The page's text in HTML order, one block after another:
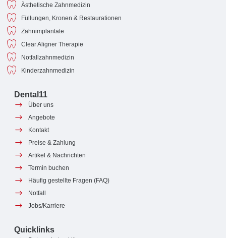
Ästhetische Zahnmedizin
Füllungen, Kronen & Restaurationen
Zahnimplantate
Clear Aligner Therapie
Notfallzahnmedizin
Kinderzahnmedizin
Dental11
Über uns
Angebote
Kontakt
Preise & Zahlung
Artikel & Nachrichten
Termin buchen
Häufig gestellte Fragen (FAQ)
Notfall
Jobs/Karriere
Quicklinks